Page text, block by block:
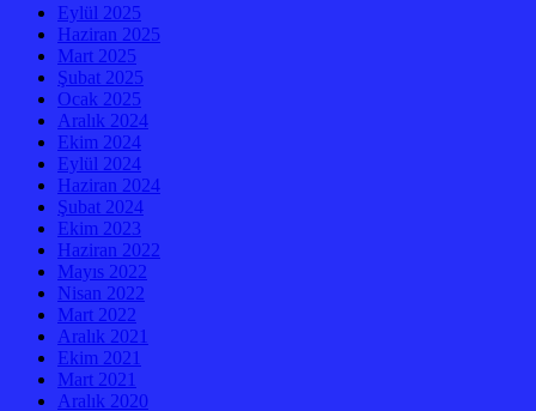
Eylül 2025
Haziran 2025
Mart 2025
Şubat 2025
Ocak 2025
Aralık 2024
Ekim 2024
Eylül 2024
Haziran 2024
Şubat 2024
Ekim 2023
Haziran 2022
Mayıs 2022
Nisan 2022
Mart 2022
Aralık 2021
Ekim 2021
Mart 2021
Aralık 2020